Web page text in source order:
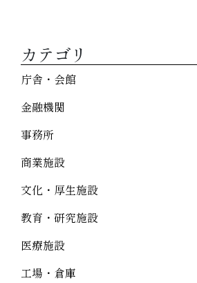
カテゴリ
庁舎・会館
金融機関
事務所
商業施設
文化・厚生施設
教育・研究施設
医療施設
工場・倉庫